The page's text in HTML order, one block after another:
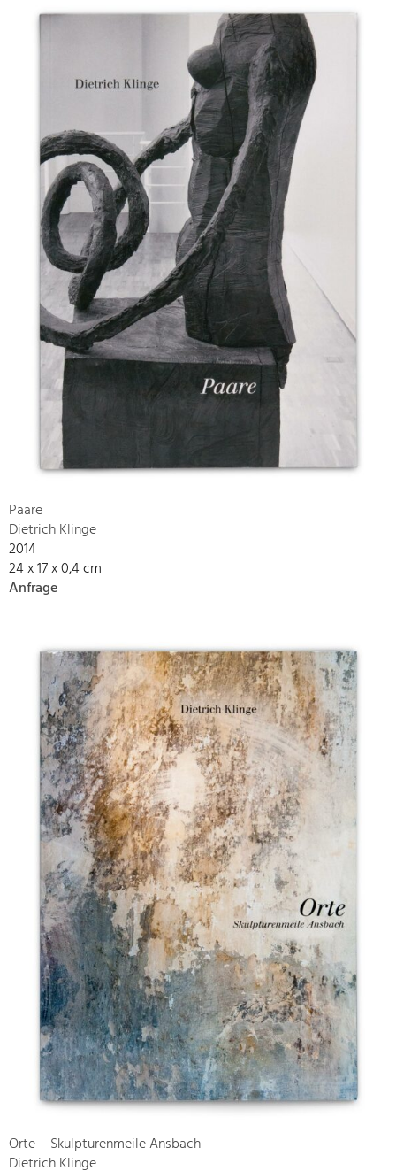
Paare
Dietrich Klinge
2014
24 x 17 x 0,4 cm
Anfrage
Orte – Skulpturenmeile Ansbach
Dietrich Klinge